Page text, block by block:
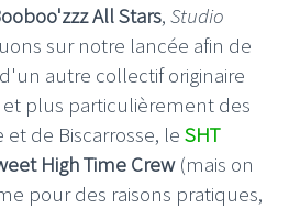
All Stars, Studio
sur notre lancée afin de
autre collectif originaire
plus particulièrement des
de Biscarrosse, le SHT
High Time Crew(mais on
pour des raisons pratiques,